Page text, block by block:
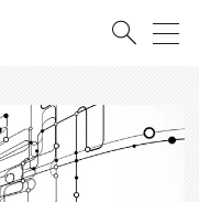
会員登録